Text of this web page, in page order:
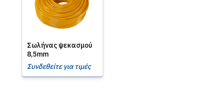
Σωλήνας ψεκασμού
8,5mm
Συνδεθείτε για τιμές